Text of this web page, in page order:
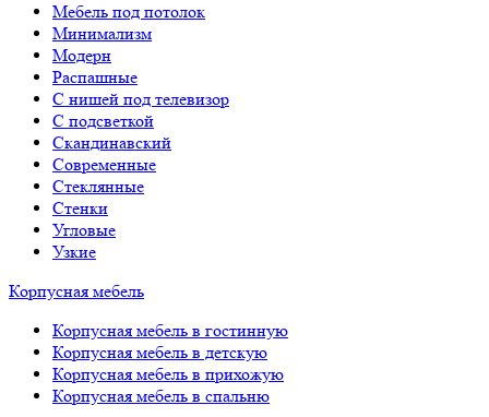
Мебель под потолок
Минимализм
Модерн
Распашные
С нишей под телевизор
С подсветкой
Скандинавский
Современные
Стеклянные
Стенки
Угловые
Узкие
Корпусная мебель
Корпусная мебель в гостинную
Корпусная мебель в детскую
Корпусная мебель в прихожую
Корпусная мебель в спальню